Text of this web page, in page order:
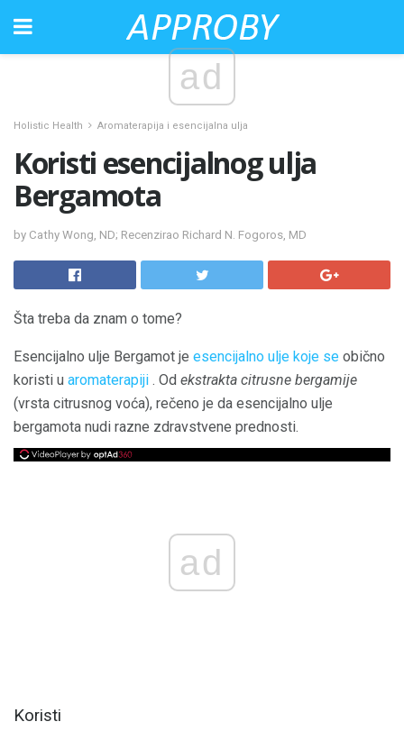
ad
Holistic Health Aromaterapija i esencijalna ulja
Koristi esencijalnog ulja
Bergamota
by Cathy Wong, ND; Recenzirao Richard N. Fogoros, MD
Šta treba da znam o tome?
Esencijalno ulje Bergamot je esencijalno ulje koje se obično
koristi u aromaterapiji . Od ekstrakta citrusne bergamije
(vrsta citrusnog voća), rečeno je da esencijalno ulje
bergamota nudi razne zdravstvene prednosti.
ad
Koristi